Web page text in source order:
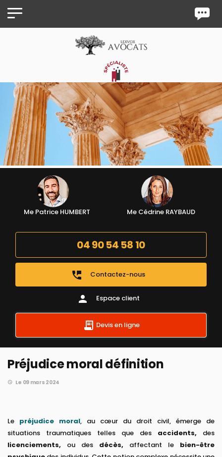
Me Patrice HUMBERT Me Cédrine RAYBAUD
04 90 54 58 10
perm_phone_msg Contactez-nous
person Espace client
Devis en ligne
Préjudice moral définition
Le 09 mars 2024
Le préjudice moral, au cœur du droit civil, émerge de
situations traumatiques telles que des accidents, des
licenciements, ou des décès, affectant le bien-être